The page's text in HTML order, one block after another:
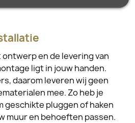
en de levering van
ligt in jouw handen.
daarom leveren wij geen
mee. Zo heb je
geschikte pluggen of haken
muur en behoeften passen.